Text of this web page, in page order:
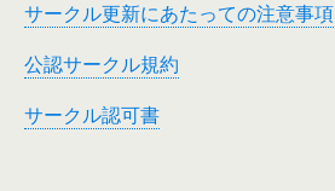
サークル更新にあたっての注意事項
公認サークル規約
サークル認可書